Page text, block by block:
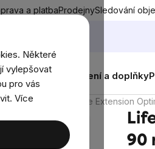
Některé
vylepšovat
pro vás
Více
a platbaProdejnySledování
ŽenyDěti Oblečení a doplňky
Life Extension
90